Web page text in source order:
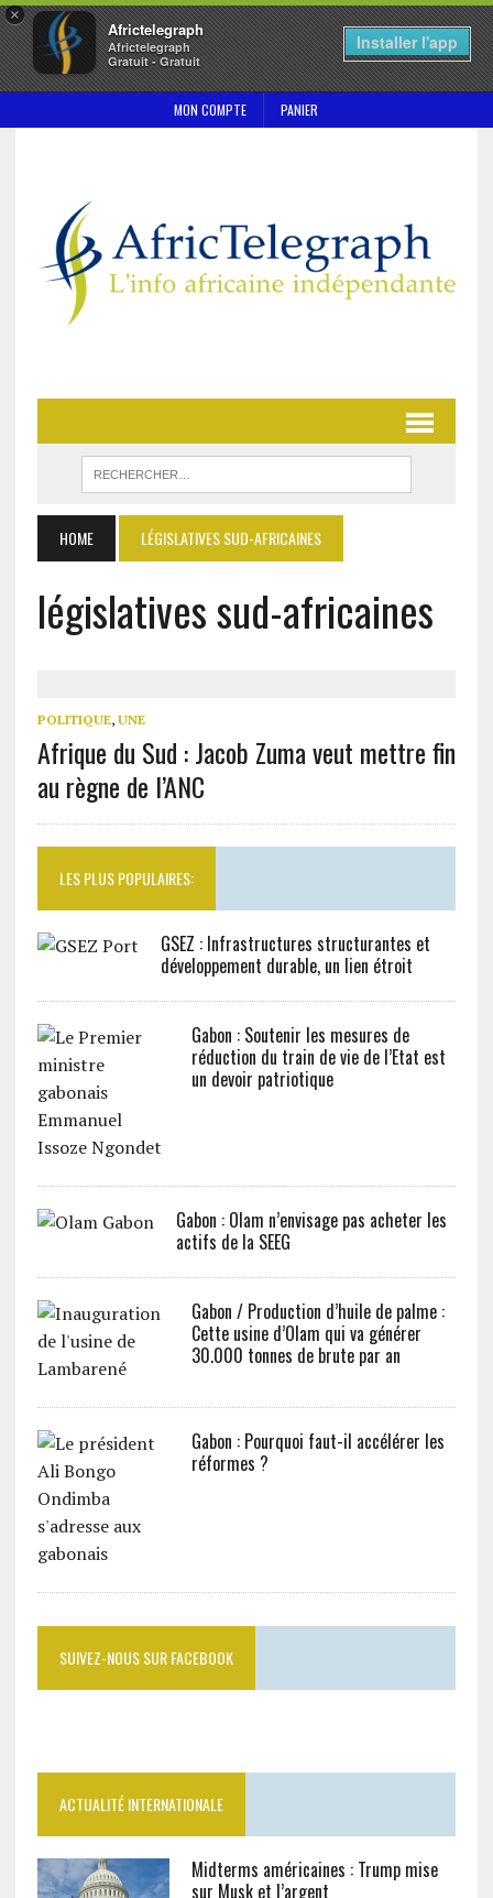
×
Africtelegraph
Africtelegraph
Gratuit - Gratuit
Installer l'app
MON COMPTE PANIER
HOME LÉGISLATIVES SUD-AFRICAINES
législatives sud-africaines
POLITIQUE, UNE
Afrique du Sud : Jacob Zuma veut mettre fin
au règne de l’ANC
LES PLUS POPULAIRES:
GSEZ : Infrastructures structurantes et
développement durable, un lien étroit
Gabon : Soutenir les mesures de
réduction du train de vie de l’Etat est
un devoir patriotique
Gabon : Olam n’envisage pas acheter les
actifs de la SEEG
Gabon / Production d’huile de palme :
Cette usine d’Olam qui va générer
30.000 tonnes de brute par an
Gabon : Pourquoi faut-il accélérer les
réformes ?
SUIVEZ-NOUS SUR FACEBOOK
ACTUALITÉ INTERNATIONALE
Midterms américaines : Trump mise
sur Musk et l’argent